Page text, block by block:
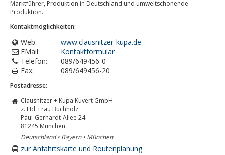
Marktführer, Produktion in Deutschland und umweltschonende
Produktion.
Kontaktmöglichkeiten:
Web:
www.clausnitzer-kupa.de
EMail:
Kontaktformular
Telefon:
089/649456-0
Fax:
089/649456-20
Postadresse:
Clausnitzer + Kupa Kuvert GmbH
z. Hd. Frau Buchholz
Paul-Gerhardt-Allee 24
81245 München
Deutschland • Bayern • München
zur Anfahrtskarte und Routenplanung